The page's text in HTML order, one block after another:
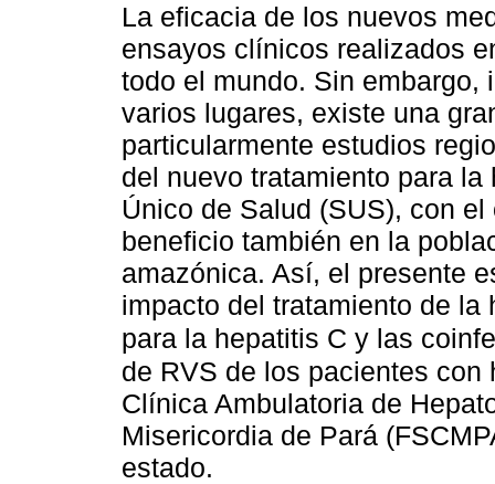
La eficacia de los nuevos
ensayos clínicos realizados
todo el mundo. Sin
varios lugares, existe una
particularmente estudios
del nuevo tratamiento para
Único de Salud (SUS), con
beneficio también en la
amazónica. Así, el presente
impacto del tratamiento de la
para la hepatitis C y las
de RVS de los pacientes
Clínica Ambulatoria de
Misericordia de Pará
estado.